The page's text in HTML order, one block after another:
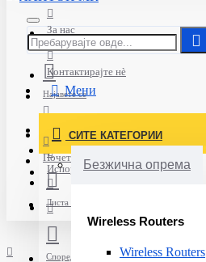
За нас
Контактирајте нè
Постави нарачка
Испорака
Најавете се
Нов корисник
Листа на желби
Спореди
Мени
СИТЕ КАТЕГОРИИ
Безжична опрема
Wireless Routers
Wireless Routers
Почетна